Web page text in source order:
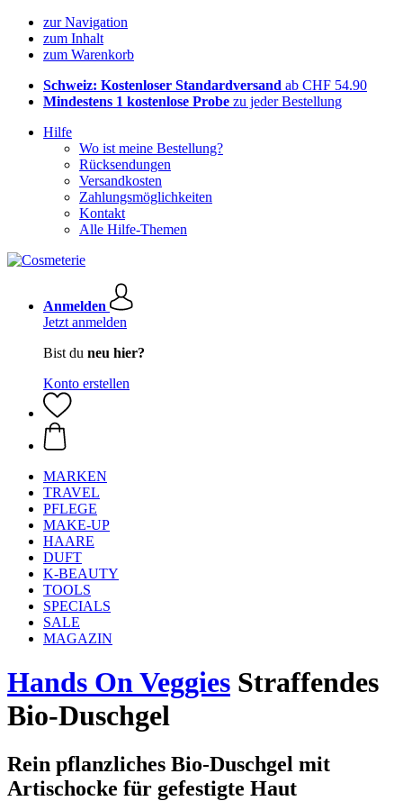
zur Navigation
zum Inhalt
zum Warenkorb
Schweiz: Kostenloser Standardversand ab CHF 54.90
Mindestens 1 kostenlose Probe zu jeder Bestellung
Hilfe
Wo ist meine Bestellung?
Rücksendungen
Versandkosten
Zahlungsmöglichkeiten
Kontakt
Alle Hilfe-Themen
Anmelden
Jetzt anmelden
Bist du neu hier?
Konto erstellen
MARKEN
TRAVEL
PFLEGE
MAKE-UP
HAARE
DUFT
K-BEAUTY
TOOLS
SPECIALS
SALE
MAGAZIN
Hands On Veggies Straffendes
Bio-Duschgel
Rein pflanzliches Bio-Duschgel mit
Artischocke für gefestigte Haut